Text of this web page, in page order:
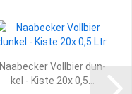
Naabe­cker Voll­bier dun­
kel - Kiste 20x 0,5...